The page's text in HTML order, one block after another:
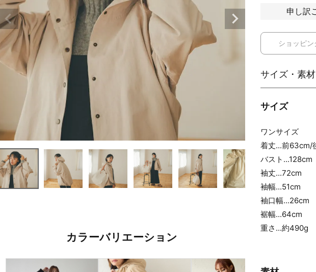
申し訳
ショッピ
サイズ
ワンサイズ
着丈...前63cm/
バスト...128cm
袖丈...72cm
袖幅...51cm
袖口幅...26cm
裾幅...64cm
重さ...約490g
カラーバリエーション